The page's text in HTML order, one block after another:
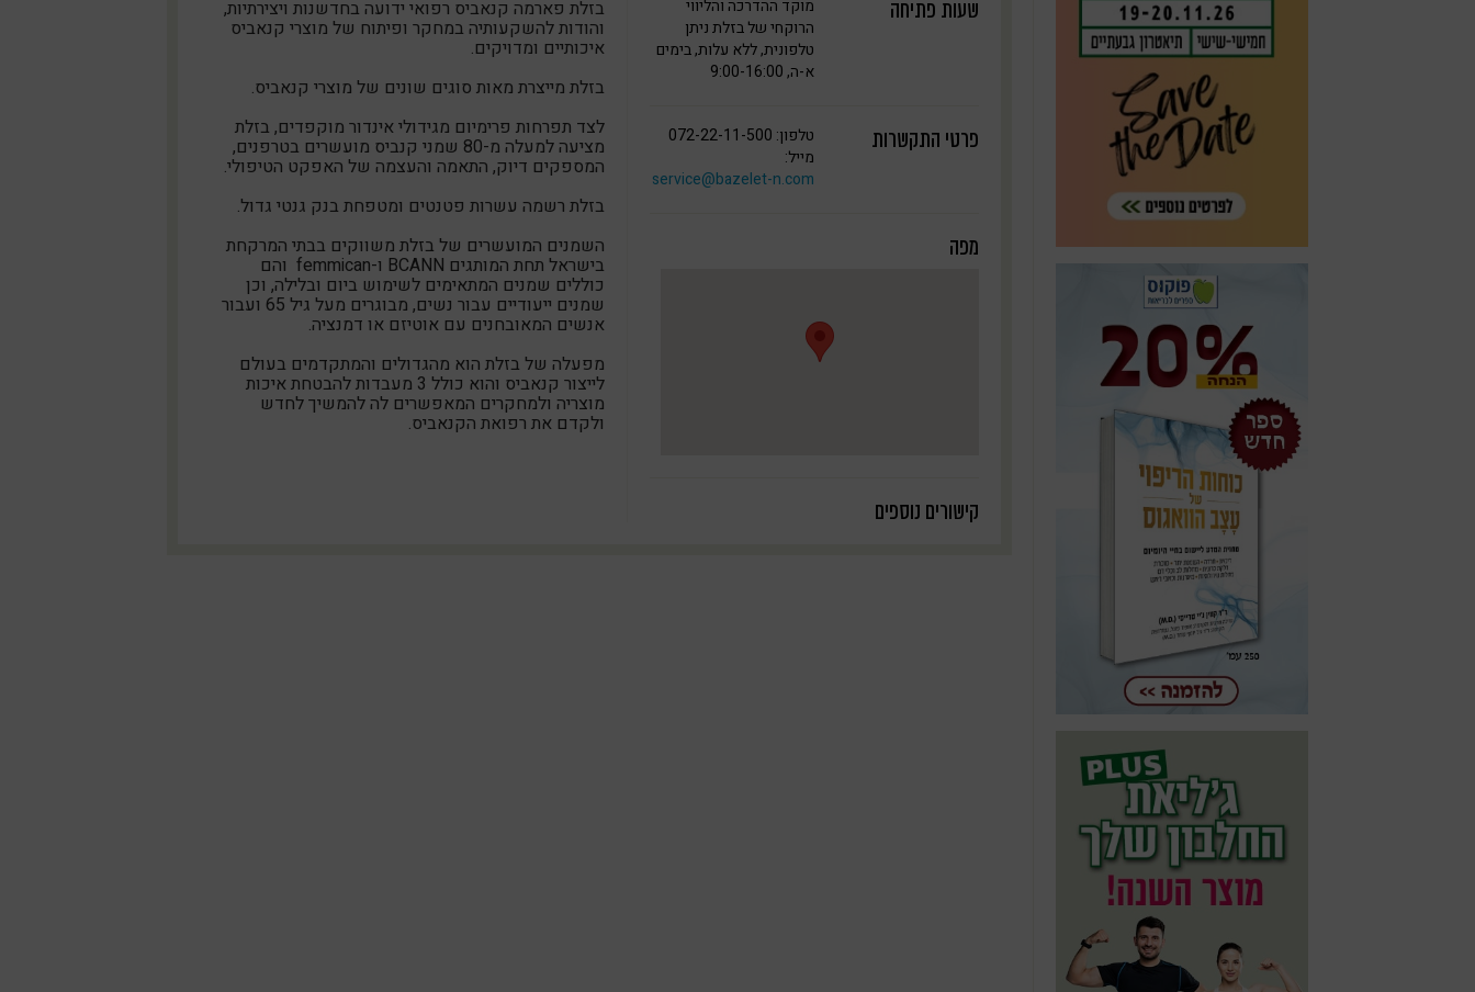
שעות פתיחה
מוקד ההדרכה והליווי
הרוקחי של בזלת ניתן
טלפונית, ללא עלות, בימים
א-ה, 9:00-16:00
פרטי התקשרות
טלפון: 072-22-11-500
מייל:
service@bazelet-n.com
מפה
קישורים נוספים
בזלת פארמה קנאביס רפואי ידועה בחדשנות ויצירתיות,
והודות להשקעותיה במחקר ופיתוח של מוצרי קנאביס
איכותיים ומדויקים.
בזלת מייצרת מאות סוגים שונים של מוצרי קנאביס.
לצד תפרחות פרימיום מגידולי אינדור מוקפדים, בזלת
מציעה למעלה מ-80 שמני קנביס מועשרים בטרפנים,
המספקים דיוק, התאמה והעצמה של האפקט הטיפולי.
בזלת רשמה עשרות פטנטים ומטפחת בנק גנטי גדול.
השמנים המועשרים של בזלת משווקים בבתי המרקחת
בישראל תחת המותגים BCANN ו-femmican והם
כוללים שמנים המתאימים לשימוש ביום ובלילה, וכן
שמנים ייעודיים עבור נשים, מבוגרים מעל גיל 65 ועבור
אנשים המאובחנים עם אוטיזם או דמנציה.
מפעלה של בזלת הוא מהגדולים והמתקדמים בעולם
לייצור קנאביס והוא כולל 3 מעבדות להבטחת איכות
מוצריה ולמחקרים המאפשרים לה להמשיך לחדש
ולקדם את רפואת הקנאביס.